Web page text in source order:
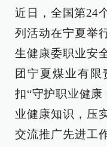
近日，全国第24
列活动在宁夏举
生健康委职业安
团宁夏煤业有
扣“守护职业健康
业健康知识，压
交流推广先进工